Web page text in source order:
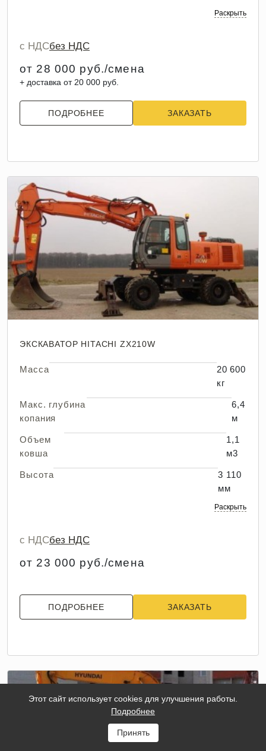
Раскрыть
с НДСбез НДС
от 28 000 руб./смена
+ доставка от 20 000 руб.
ПОДРОБНЕЕ ЗАКАЗАТЬ
ЭКСКАВАТОР HITACHI ZX210W
Масса
20 600
кг
Макс. глубина
копания
6,4
м
Объем
ковша
1,1
м3
Высота
3 110
мм
Раскрыть
с НДСбез НДС
от 23 000 руб./смена
ПОДРОБНЕЕ ЗАКАЗАТЬ
Этот сайт использует cookies для улучшения работы.
Подробнее
Принять